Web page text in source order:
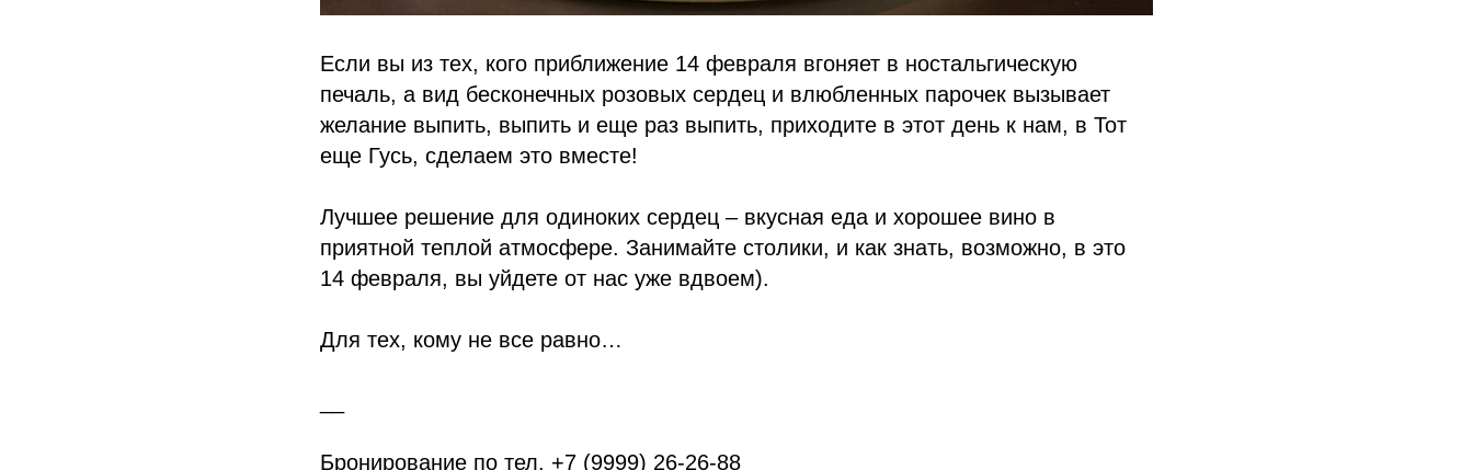
Если вы из тех, кого приближение 14 февраля вгоняет в ностальгическую
печаль, а вид бесконечных розовых сердец и влюбленных парочек вызывает
желание выпить, выпить и еще раз выпить, приходите в этот день к нам, в Тот
еще Гусь, сделаем это вместе!
Лучшее решение для одиноких сердец – вкусная еда и хорошее вино в
приятной теплой атмосфере. Занимайте столики, и как знать, возможно, в это
14 февраля, вы уйдете от нас уже вдвоем).
Для тех, кому не все равно…
Бронирование по тел. +7 (9999) 26-26-88